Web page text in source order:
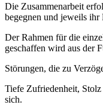
Die Zusammenarbeit
begegnen und jeweils
Der Rahmen für die
geschaffen wird aus der
Störungen, die zu
Tiefe Zufriedenheit,
sich.